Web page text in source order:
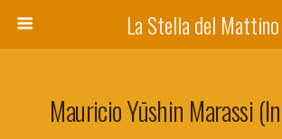
La Stella del Mattino
Mauricio Yūshin Marassi